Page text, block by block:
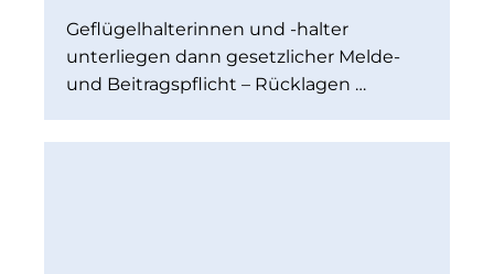
Geflügelhalterinnen und -halter
unterliegen dann gesetzlicher Melde-
und Beitragspflicht – Rücklagen …